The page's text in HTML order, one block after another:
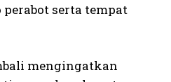
serta tempat
mengingatkan